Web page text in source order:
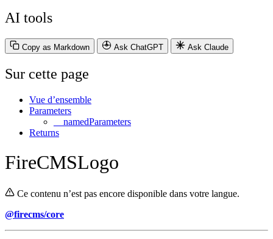
AI tools
Copy as Markdown Ask ChatGPT Ask Claude
Sur cette page
Vue d’ensemble
Parameters
__namedParameters
Returns
FireCMSLogo
Ce contenu n’est pas encore disponible dans votre langue.
@firecms/core